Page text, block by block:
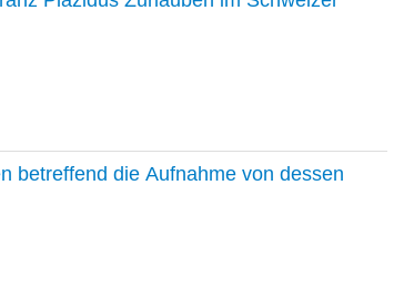
betreffend die Aufnahme von dessen